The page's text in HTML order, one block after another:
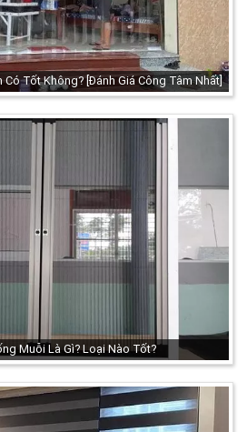
Có Tốt Không? [Đánh Giá Công Tâm Nhất]
Muỗi Là Gì? Loại Nào Tốt?